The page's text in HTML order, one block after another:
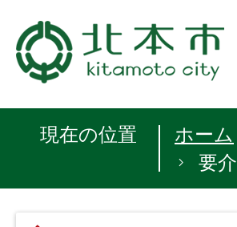
現在の位置 ホーム
要